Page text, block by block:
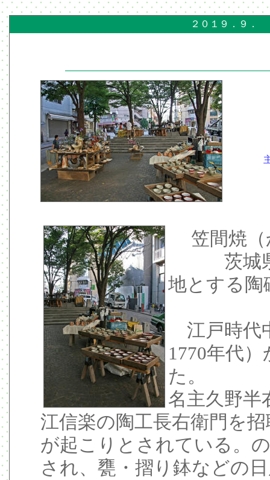
２０１９．９
笠間焼
茨城県
地とする陶
江戸時代
1770年代
た。
名主久野半
江信楽の陶工長右衛門を
が起こりとされている。
され、甕・摺り鉢などの